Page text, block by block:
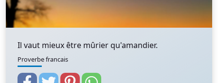
Il vaut mieux être mûrier qu'amandier.
Proverbe francais